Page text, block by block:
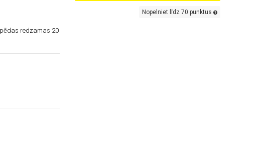
redzamas 20
Nopelniet līdz 70 punktus